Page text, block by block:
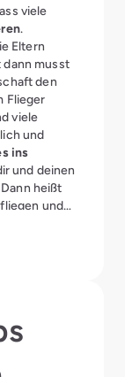
viele
.
Eltern
dann musst
den
Flieger
viele
und
ins
und deinen
heißt
und